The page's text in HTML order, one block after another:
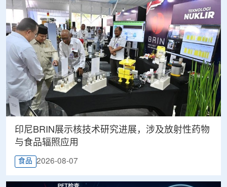
印尼BRIN展示核技术研究进展，涉及放射性药物
与食品辐照应用
食品 2026-08-07